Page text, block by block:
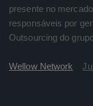
presente no
responsáveis por
Outsourcing do
Wellow Network